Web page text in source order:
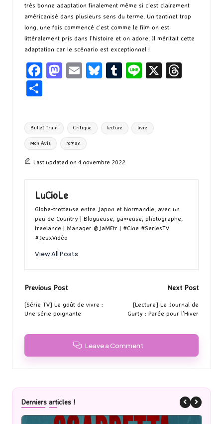
très bonne adaptation finalement même si c’est clairement
américanisé dans plusieurs sens du terme. Un tantinet trop
long, une fois commencé c’est comme le film on est
littéralement pris dans l’histoire et on adore. Il méritait cette
adaptation car le scénario est exceptionnel !
Fa
o
o
k
M
d
o
n
E
l
Bl
ky
T
bl
r
Li X
ta
g
er
Tags:
Bullet Train Critique lecture livre
Mon Avis roman
Last updated on 4 novembre 2022
LuCioLe
Globe-trotteuse entre Japon et Normandie, avec un
peu de Country | Blogueuse, gameuse, photographe,
freelance | Manager @JaMEfr | #Cine #SeriesTV
#JeuxVidéo
View All Posts
Post
navigation
Previous Post
[Série TV] Le goût de vivre :
Une série poignante
Next Post
[Lecture] Le Journal de
Gurty : Parée pour l’Hiver
Leave a Comment
Derniers articles !